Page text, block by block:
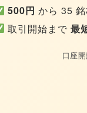
500円 から 35
取引開始まで最
口座